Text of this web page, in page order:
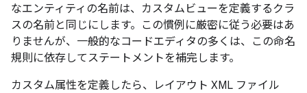
なエンティティの名前は、カスタムビューを定義するクラ
スの名前と同じにします。この慣例に厳密に従う必要はあ
りませんが、一般的なコードエディタの多くは、この命名
規則に依存してステートメントを補完します。
カスタム属性を定義したら、レイアウト XML ファイル